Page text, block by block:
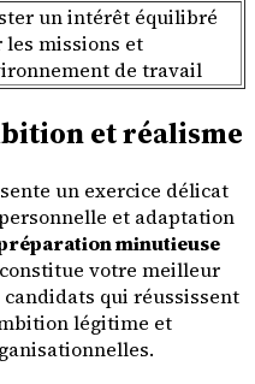
un intérêt équilibré
les missions et
de travail
et réalisme
un exercice délicat
et adaptation
minutieuse
constitue votre meilleur
qui réussissent
légitime et